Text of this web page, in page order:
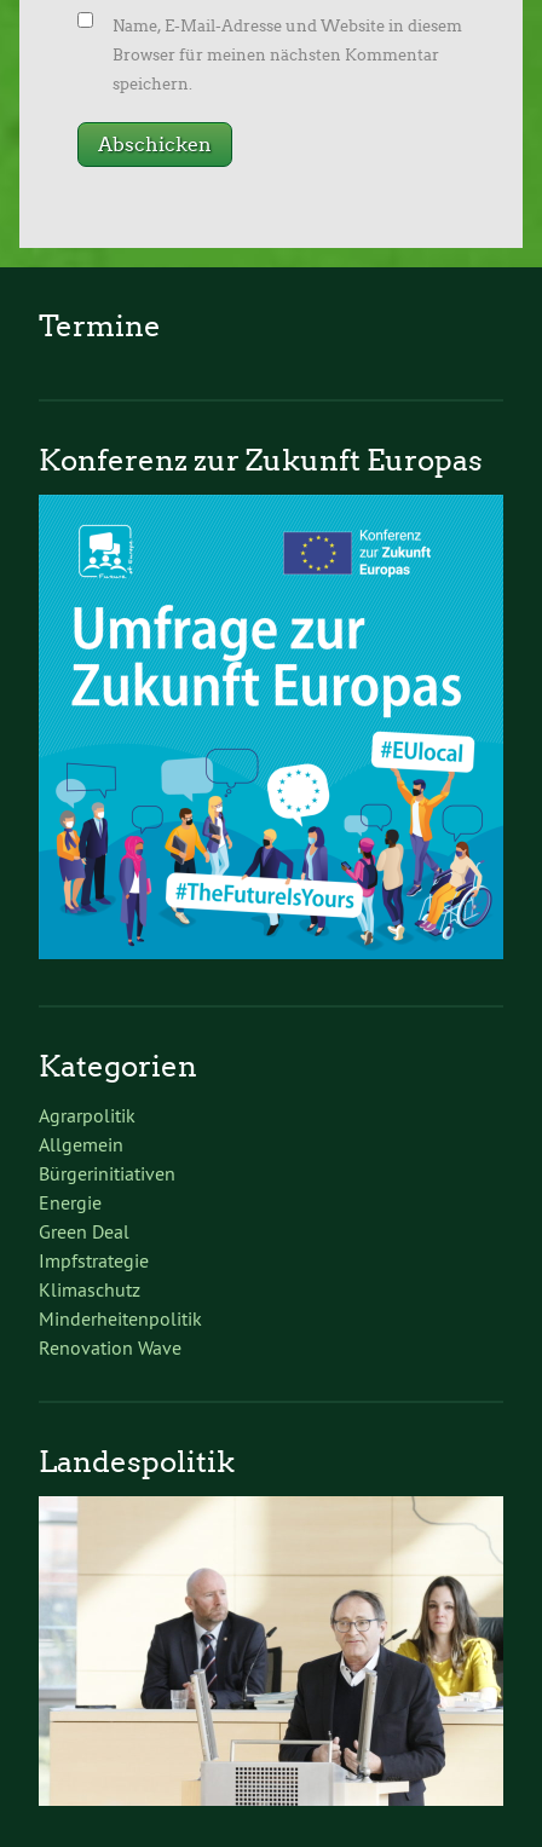
Name, E-Mail-Adresse und Website in diesem
Browser für meinen nächsten Kommentar
speichern.
Termine
Konferenz zur Zukunft Europas
Kategorien
Agrarpolitik
Allgemein
Bürgerinitiativen
Energie
Green Deal
Impfstrategie
Klimaschutz
Minderheitenpolitik
Renovation Wave
Landespolitik